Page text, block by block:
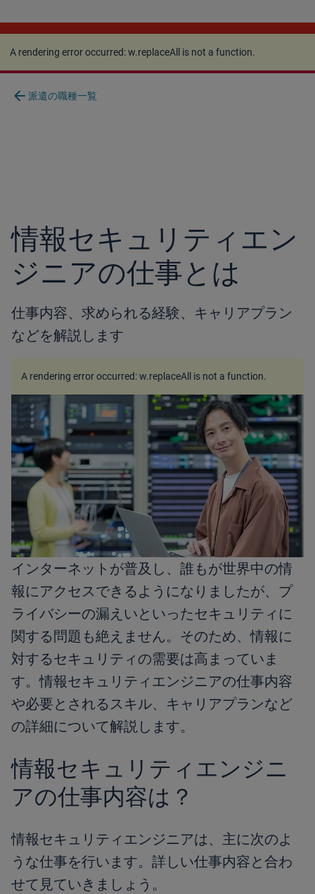
A rendering error occurred:w.replaceAll is not a
function.
A rendering error occurred:w.replaceAll is not a function.
arrow_back 派遣の職種一覧
情報セキュリティエン
ジニアの仕事とは
仕事内容、求められる経験、キャリアプラン
などを解説します
インターネットが普及し、誰もが世界中の情
報にアクセスできるようになりましたが、プ
ライバシーの漏えいといったセキュリティに
関する問題も絶えません。そのため、情報に
対するセキュリティの需要は高まっていま
す。情報セキュリティエンジニアの仕事内容
や必要とされるスキル、キャリアプランなど
の詳細について解説します。
情報セキュリティエンジニ
アの仕事内容は？
情報セキュリティエンジニアは、主に次のよ
うな仕事を行います。詳しい仕事内容と合わ
せて見ていきましょう。
A rendering error occurred:w.replaceAll is not a function.